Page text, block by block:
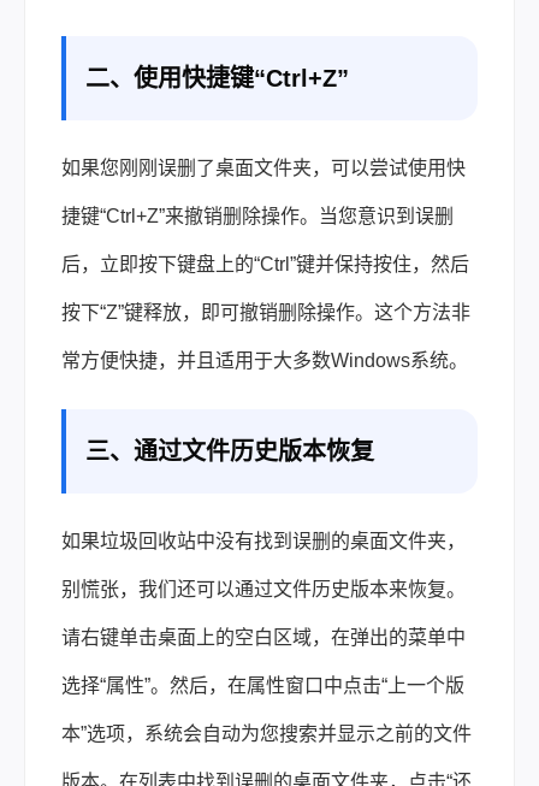
二、使用快捷键“Ctrl+Z”
如果您刚刚误删了桌面文件夹，可以尝试使用快
捷键“Ctrl+Z”来撤销删除操作。当您意识到误删
后，立即按下键盘上的“Ctrl”键并保持按住，然后
按下“Z”键释放，即可撤销删除操作。这个方法非
常方便快捷，并且适用于大多数Windows系统。
三、通过文件历史版本恢复
如果垃圾回收站中没有找到误删的桌面文件夹，
别慌张，我们还可以通过文件历史版本来恢复。
请右键单击桌面上的空白区域，在弹出的菜单中
选择“属性”。然后，在属性窗口中点击“上一个版
本”选项，系统会自动为您搜索并显示之前的文件
版本。在列表中找到误删的桌面文件夹，点击“还